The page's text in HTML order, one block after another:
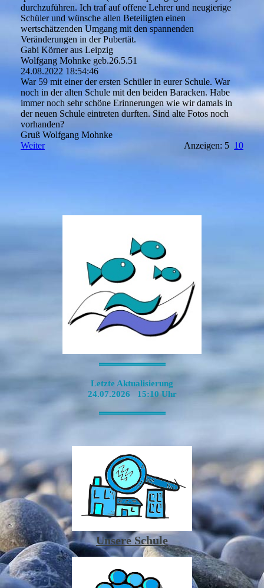
durchzuführen. Ich traf auf offene Lehrer und neugierige
Schüler und wünsche allen Beteiligten einen
wertschätzenden Umgang mit den spannenden
Veränderungen in der Pubertät.
Gabi Körner aus Leipzig
Wolfgang Mohnke geb.26.5.51
24.08.2022 18:54:46
War 59 mit einer der ersten Schüler in eurer Schule. War
noch in der alten Schule mit den beiden Baracken. Habe
immer noch sehr schöne Erinnerungen wie wir damals in
der neuen Schule eintreten durften. Sind alte Fotos noch
vorhanden?
Gruß Wolfgang Mohnke
Weiter
Anzeigen: 5 10
-----------------------------------------------------------------------------------------------------------------
Letzte Aktualisierung
24.07.2026 15:10 Uhr
-----------------------------------------------------------------------------------------------------------------
Unsere Schule